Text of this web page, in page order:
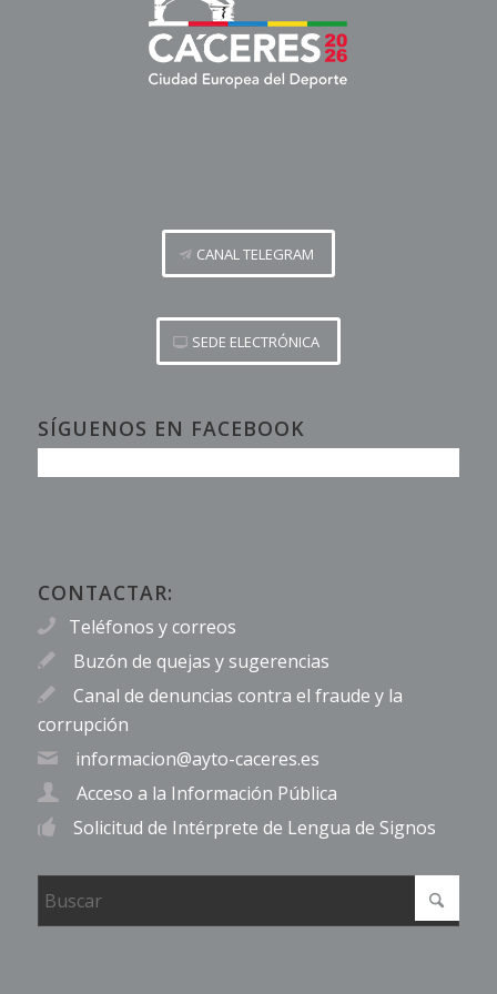
CANAL TELEGRAM
SEDE ELECTRÓNICA
SÍGUENOS EN FACEBOOK
CONTACTAR:
Teléfonos y correos
Buzón de quejas y sugerencias
Canal de denuncias contra el fraude y la
corrupción
informacion@ayto-caceres.es
Acceso a la Información Pública
Solicitud de Intérprete de Lengua de Signos